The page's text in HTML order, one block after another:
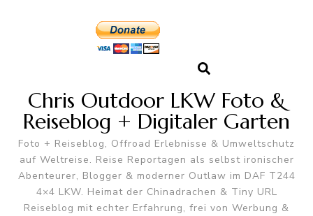
Chris Outdoor LKW Foto &
Reiseblog + Digitaler Garten
Foto + Reiseblog, Offroad Erlebnisse & Umweltschutz
auf Weltreise. Reise Reportagen als selbst ironischer
Abenteurer, Blogger & moderner Outlaw im DAF T244
4×4 LKW. Heimat der Chinadrachen & Tiny URL
Reiseblog mit echter Erfahrung, frei von Werbung &